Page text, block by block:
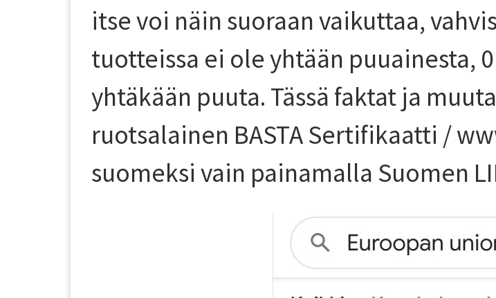
itse voi näin suoraan vaikuttaa,
tuotteissa ei ole yhtään puuainesta,
yhtäkään puuta. Tässä faktat ja
ruotsalainen BASTA Sertifikaatti /
suomeksi vain painamalla Suomen